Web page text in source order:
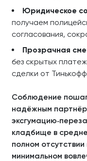
Юридическое
получаем
согласования,
Прозрачная
без скрытых
сделки от
Соблюдение
надёжным
кладбище в
полном
минимальном